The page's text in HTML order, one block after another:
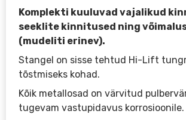
Komplekti kuuluvad vajalikud
seeklite kinnitused ning
(mudeliti erinev).
Stangel on sisse tehtud Hi-Lift
tõstmiseks kohad.
Kõik metallosad on värvitud
tugevam vastupidavus korrosioonile.